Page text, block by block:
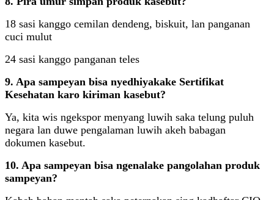
18 sasi kanggo cemilan dendeng, biskuit, lan panganan
cuci mulut
24 sasi kanggo panganan teles
9. Apa sampeyan bisa nyedhiyakake Sertifikat
Kesehatan karo kiriman kasebut?
Ya, kita wis ngekspor menyang luwih saka telung puluh
negara lan duwe pengalaman luwih akeh babagan
dokumen kasebut.
10. Apa sampeyan bisa ngenalake pangolahan produk
sampeyan?